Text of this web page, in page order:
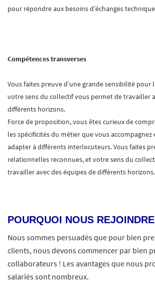
pour répondre aux besoins d’échanges
Compétences transverses
Vous faites preuve d’une grande sensibilité pour
votre sens du collectif vous permet de travailler
différents horizons.
Force de proposition, vous êtes curieux de
les spécificités du métier que vous accompagnez
adapter à différents interlocuteurs. Vous faites
relationnelles reconnues, et votre sens du
travailler avec des équipes de différents horizons.
POURQUOI NOUS
Nous sommes persuadés que pour bien
clients, nous devons commencer par bien
collaborateurs ! Les avantages que nous
salariés sont nombreux.​